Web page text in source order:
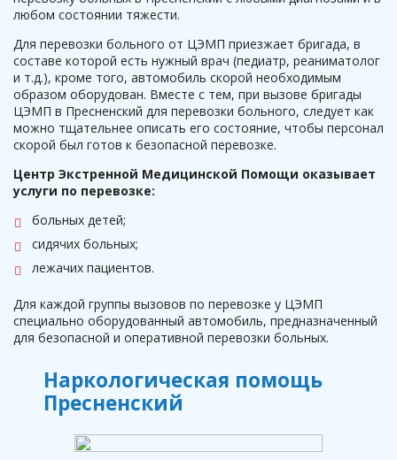
любом состоянии тяжести.
Для перевозки больного от ЦЭМП приезжает бригада, в
составе которой есть нужный врач (педиатр, реаниматолог
и т.д.), кроме того, автомобиль скорой необходимым
образом оборудован. Вместе с тем, при вызове бригады
ЦЭМП в Пресненский для перевозки больного, следует как
можно тщательнее описать его состояние, чтобы персонал
скорой был готов к безопасной перевозке.
Центр Экстренной Медицинской Помощи оказывает
услуги по перевозке:
больных детей;
сидячих больных;
лежачих пациентов.
Для каждой группы вызовов по перевозке у ЦЭМП
специально оборудованный автомобиль, предназначенный
для безопасной и оперативной перевозки больных.
Наркологическая помощь
Пресненский